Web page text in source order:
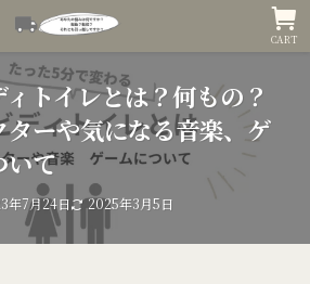
CART
ィトイレとは？何もの？
ターや気になる音楽、ゲ
いて
年7月24日 2025年3月5日